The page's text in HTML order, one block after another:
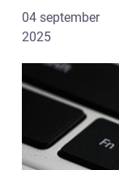
04 september
2025